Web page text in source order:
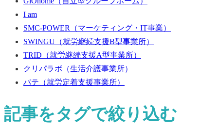
I am
SMC-POWER
（マーケティング・IT事業）
SWINGU （就労継続支援B型事業所）
TRID （就労継続支援A型事業所）
クリパラボ （生活介護事業所）
パテ （就労定着支援事業所）
記事をタグで絞り込む